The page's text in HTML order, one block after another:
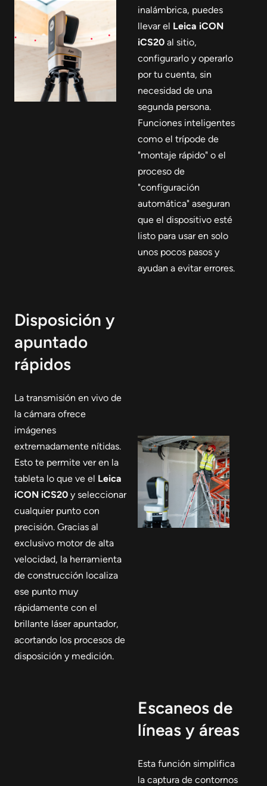
inalámbrica, puedes
llevar el Leica iCON
iCS20 al sitio,
configurarlo y operarlo
por tu cuenta, sin
necesidad de una
segunda persona.
Funciones inteligentes
como el trípode de
"montaje rápido" o el
proceso de
"configuración
automática" aseguran
que el dispositivo esté
listo para usar en solo
unos pocos pasos y
ayudan a evitar errores.
Disposición y
apuntado
rápidos
La transmisión en vivo de
la cámara ofrece
imágenes
extremadamente nítidas.
Esto te permite ver en la
tableta lo que ve el Leica
iCON iCS20 y seleccionar
cualquier punto con
precisión. Gracias al
exclusivo motor de alta
velocidad, la herramienta
de construcción localiza
ese punto muy
rápidamente con el
brillante láser apuntador,
acortando los procesos de
disposición y medición.
Escaneos de
líneas y áreas
Esta función simplifica
la captura de contornos